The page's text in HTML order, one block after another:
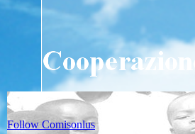
Follow Comisonlus